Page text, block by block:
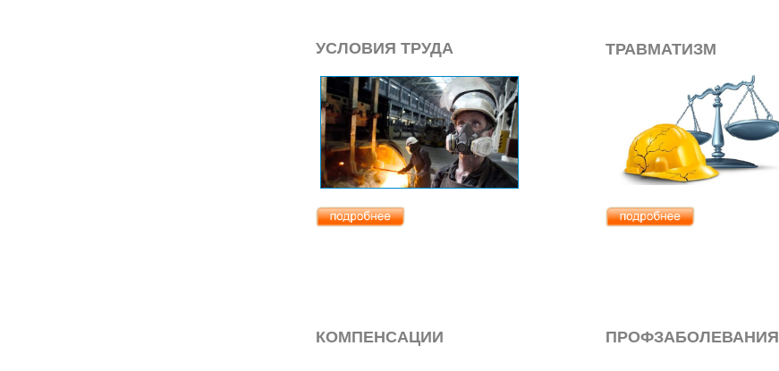
УСЛОВИЯ ТРУДА ТРАВМАТИЗМ
КОМПЕНСАЦИИ ПРОФЗАБОЛЕВАНИЯ